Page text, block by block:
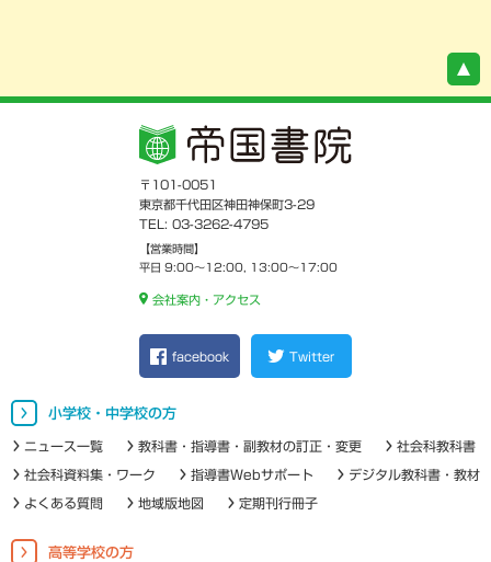
〒101-0051
東京都千代田区神田神保町3-29
TEL: 03-3262-4795
【営業時間】
平日 9:00～12:00, 13:00～17:00
会社案内・アクセス
facebook Twitter
小学校・中学校の方
ニュース一覧 教科書・指導書・副教材の訂正・変更 社会科教科書
社会科資料集・ワーク 指導書Webサポート デジタル教科書・教材
よくある質問 地域版地図 定期刊行冊子
高等学校の方